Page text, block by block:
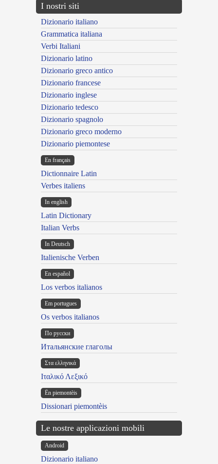
I nostri siti
Dizionario italiano
Grammatica italiana
Verbi Italiani
Dizionario latino
Dizionario greco antico
Dizionario francese
Dizionario inglese
Dizionario tedesco
Dizionario spagnolo
Dizionario greco moderno
Dizionario piemontese
En français
Dictionnaire Latin
Verbes italiens
In english
Latin Dictionary
Italian Verbs
In Deutsch
Italienische Verben
En español
Los verbos italianos
Em portugues
Os verbos italianos
По русски
Итальянские глаголы
Στα ελληνικά
Ιταλικό Λεξικό
Ën piemontèis
Dissionari piemontèis
Le nostre applicazioni mobili
Android
Dizionario italiano